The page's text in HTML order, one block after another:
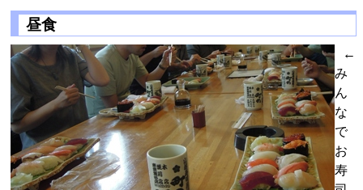
昼食
←
み
ん
な
で
お
寿